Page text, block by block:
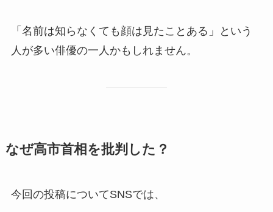
「名前は知らなくても顔は見たことある」という
人が多い俳優の一人かもしれません。
なぜ高市首相を批判した？
今回の投稿についてSNSでは、